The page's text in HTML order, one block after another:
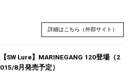
詳細はこちら（外部サイト）
【SW Lure】MARINEGANG 120登場（2
015/8月発売予定）